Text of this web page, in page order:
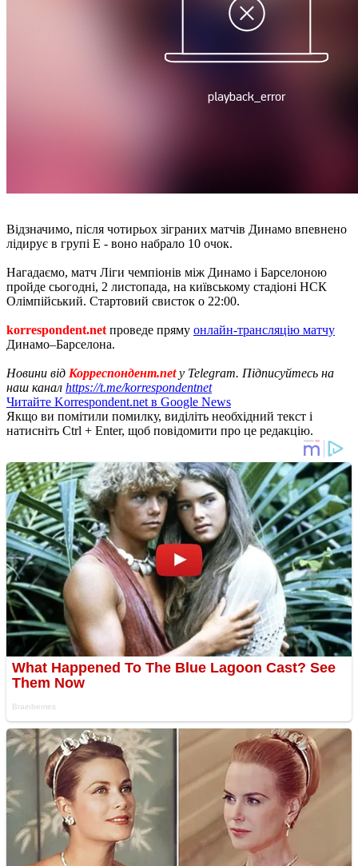
Відзначимо, після чотирьох зіграних матчів Динамо впевнено
лідирує в групі Е - воно набрало 10 очок.
Нагадаємо, матч Ліги чемпіонів між Динамо і Барселоною
пройде сьогодні, 2 листопада, на київському стадіоні НСК
Олімпійський. Стартовий свисток о 22:00.
korrespondent.net проведе пряму онлайн-трансляцію матчу
Динамо–Барселона.
Новини від Корреспондент.netу Telegram. Підписуйтесь на
наш канал https://t.me/korrespondentnet
Читайте Korrespondent.net в Google News
Якщо ви помітили помилку, виділіть необхідний текст і
натисніть Ctrl + Enter, щоб повідомити про це редакцію.